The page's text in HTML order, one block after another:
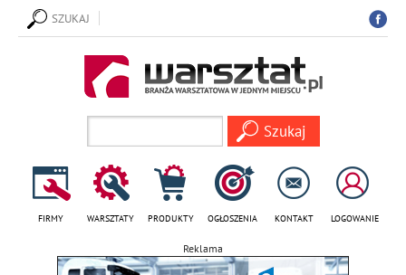
SZUKAJ
FIRMY WARSZTATY PRODUKTY OGŁOSZENIA KONTAKT LOGOWANIE
Reklama